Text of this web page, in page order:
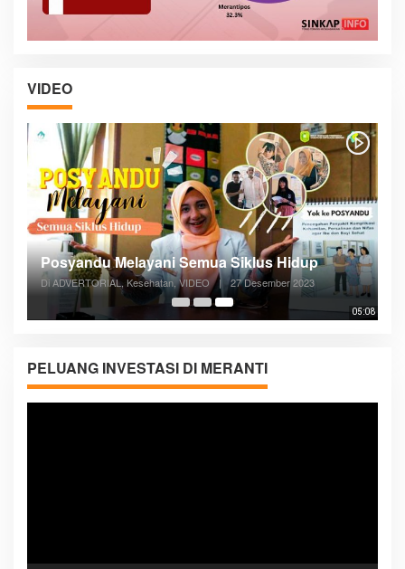
VIDEO
05:08
Posyandu Melayani Semua Siklus Hidup
Di ADVERTORIAL, Kesehatan, VIDEO | 27 Desember 2023
PELUANG INVESTASI DI MERANTI